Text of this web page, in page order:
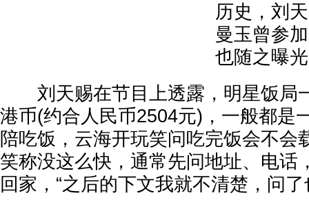
历史，刘
曼玉曾参
也随之曝
刘天赐在节目上透露，明星饭局
港币(约合人民币2504元)，一般都是
陪吃饭，云海开玩笑问吃完饭会不会
笑称没这么快，通常先问地址、电话
回家，“之后的下文我就不清楚，问